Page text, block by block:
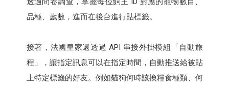
品種、歲數，進而在後台進行貼標籤。
接著，法國皇家還透過 API 串接外掛模組「自動旅
程」，讓指定訊息可以在指定時間，自動推送給被貼
上特定標籤的好友。例如貓狗何時該換糧食種類、何